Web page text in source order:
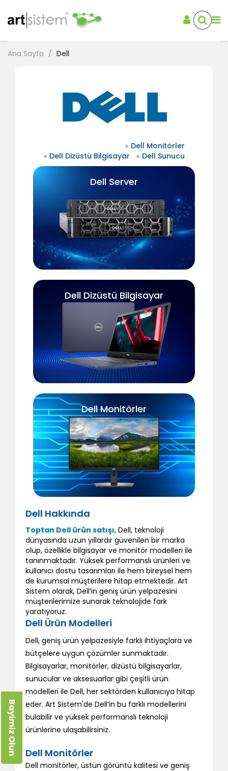
Ana Sayfa Dell
Dell Monitörler
Dell Dizüstü Bilgisayar
Dell Sunucu
Dell Server
Dell Dizüstü Bilgisayar
Dell Monitörler
Dell Hakkında
Toptan Dell ürün satışı, Dell, teknoloji
dünyasında uzun yıllardır güvenilen bir marka
olup, özellikle bilgisayar ve monitör modelleri ile
tanınmaktadır. Yüksek performanslı ürünleri ve
kullanıcı dostu tasarımları ile hem bireysel hem
de kurumsal müşterilere hitap etmektedir. Art
Sistem olarak, Dell’in geniş ürün yelpazesini
müşterilerimize sunarak teknolojide fark
yaratıyoruz.
Dell Ürün Modelleri
Dell, geniş ürün yelpazesiyle farklı ihtiyaçlara ve
bütçelere uygun çözümler sunmaktadır.
Bilgisayarlar, monitörler, dizüstü bilgisayarlar,
sunucular ve aksesuarlar gibi çeşitli ürün
modelleri ile Dell, her sektörden kullanıcıya hitap
eder. Art Sistem'de Dell’in bu farklı modellerini
bulabilir ve yüksek performanslı teknoloji
ürünlerine ulaşabilirsiniz.
Dell Monitörler
Dell monitörler, üstün görüntü kalitesi ve geniş
Bayimiz Olun